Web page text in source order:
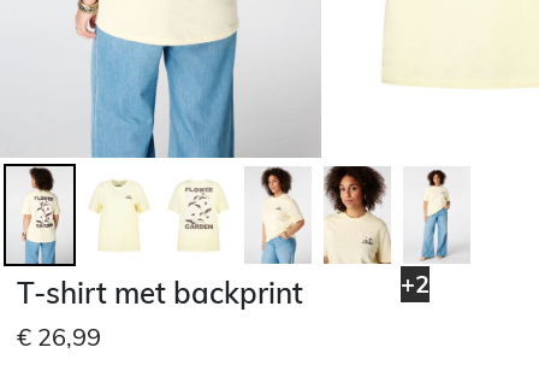
+2
T-shirt met backprint
€ 26,99